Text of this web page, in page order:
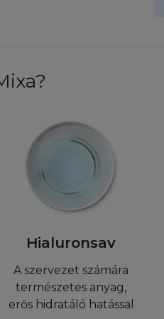
Hialuronsav
A szervezet számára
természetes anyag,
erős hidratáló hatással
abba, hogy írásban
A jogellenes
jogkövetkezményeket
JOGOK
hozzájárul ahhoz,
használat céljára
engedély
archiválását teszi
a Felhasználói
átírni, szétszedni,
vagy deriválni a
részét.